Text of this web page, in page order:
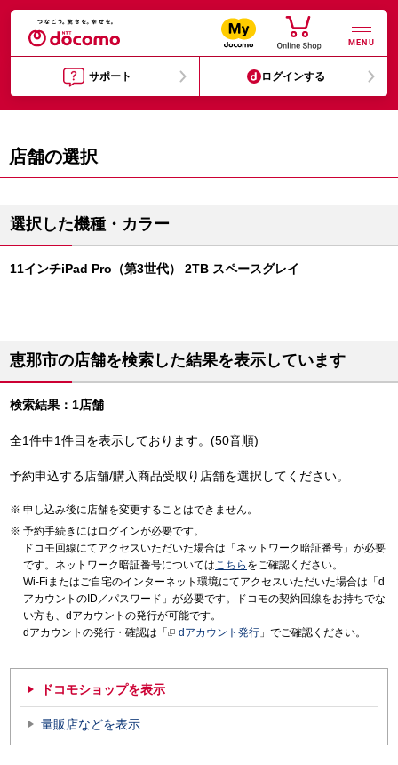
MENU
サポート ログインする
店舗の選択
選択した機種・カラー
11インチiPad Pro（第3世代） 2TB スペースグレイ
恵那市の店舗を検索した結果を表示しています
検索結果：1店舗
全1件中1件目を表示しております。(50音順)
予約申込する店舗/購入商品受取り店舗を選択してください。
申し込み後に店舗を変更することはできません。
予約手続きにはログインが必要です。
ドコモ回線にてアクセスいただいた場合は「ネットワーク暗証番号」が必要
です。ネットワーク暗証番号についてはこちら をご確認ください。
Wi-Fiまたはご自宅のインターネット環境にてアクセスいただいた場合は「d
アカウントのID／パスワード」が必要です。ドコモの契約回線をお持ちでな
い方も、dアカウントの発行が可能です。
dアカウントの発行・確認は「
dアカウント発行 」でご確認ください。
ドコモショップを表示
量販店などを表示